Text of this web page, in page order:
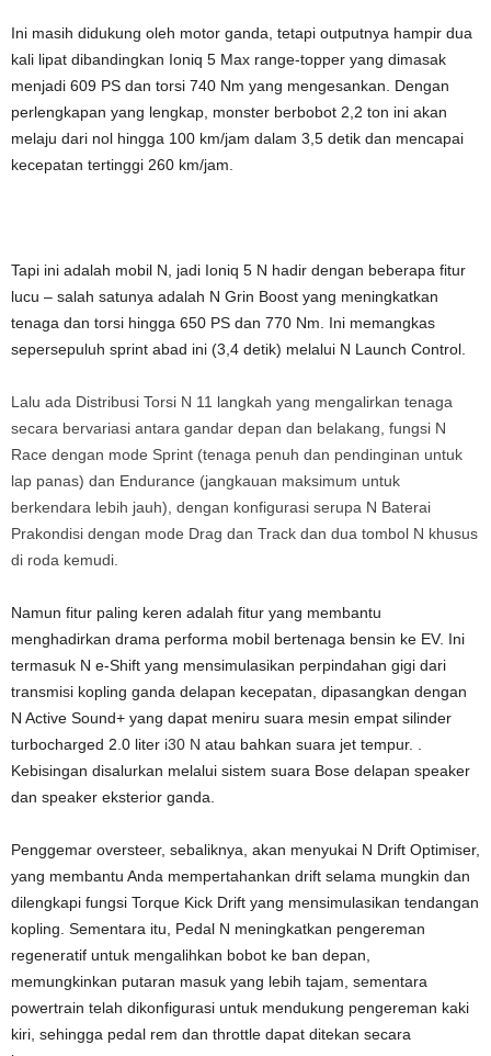
Ini masih didukung oleh motor ganda, tetapi outputnya hampir dua
kali lipat dibandingkan Ioniq 5 Max range-topper yang dimasak
menjadi 609 PS dan torsi 740 Nm yang mengesankan. Dengan
perlengkapan yang lengkap, monster berbobot 2,2 ton ini akan
melaju dari nol hingga 100 km/jam dalam 3,5 detik dan mencapai
kecepatan tertinggi 260 km/jam.
Tapi ini adalah mobil N, jadi Ioniq 5 N hadir dengan beberapa fitur
lucu – salah satunya adalah N Grin Boost yang meningkatkan
tenaga dan torsi hingga 650 PS dan 770 Nm. Ini memangkas
sepersepuluh sprint abad ini (3,4 detik) melalui N Launch Control.
Lalu ada Distribusi Torsi N 11 langkah yang mengalirkan tenaga
secara bervariasi antara gandar depan dan belakang, fungsi N
Race dengan mode Sprint (tenaga penuh dan pendinginan untuk
lap panas) dan Endurance (jangkauan maksimum untuk
berkendara lebih jauh), dengan konfigurasi serupa N Baterai
Prakondisi dengan mode Drag dan Track dan dua tombol N khusus
di roda kemudi.
Namun fitur paling keren adalah fitur yang membantu
menghadirkan drama performa mobil bertenaga bensin ke EV. Ini
termasuk N e-Shift yang mensimulasikan perpindahan gigi dari
transmisi kopling ganda delapan kecepatan, dipasangkan dengan
N Active Sound+ yang dapat meniru suara mesin empat silinder
turbocharged 2.0 liter i30 N atau bahkan suara jet tempur. .
Kebisingan disalurkan melalui sistem suara Bose delapan speaker
dan speaker eksterior ganda.
Penggemar oversteer, sebaliknya, akan menyukai N Drift Optimiser,
yang membantu Anda mempertahankan drift selama mungkin dan
dilengkapi fungsi Torque Kick Drift yang mensimulasikan tendangan
kopling. Sementara itu, Pedal N meningkatkan pengereman
regeneratif untuk mengalihkan bobot ke ban depan,
memungkinkan putaran masuk yang lebih tajam, sementara
powertrain telah dikonfigurasi untuk mendukung pengereman kaki
kiri, sehingga pedal rem dan throttle dapat ditekan secara